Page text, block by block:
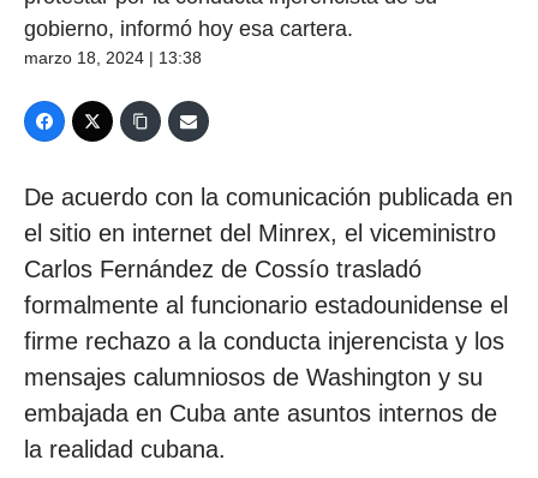
gobierno, informó hoy esa cartera.
marzo 18, 2024 | 13:38
De acuerdo con la comunicación publicada en
el sitio en internet del Minrex, el viceministro
Carlos Fernández de Cossío trasladó
formalmente al funcionario estadounidense el
firme rechazo a la conducta injerencista y los
mensajes calumniosos de Washington y su
embajada en Cuba ante asuntos internos de
la realidad cubana.